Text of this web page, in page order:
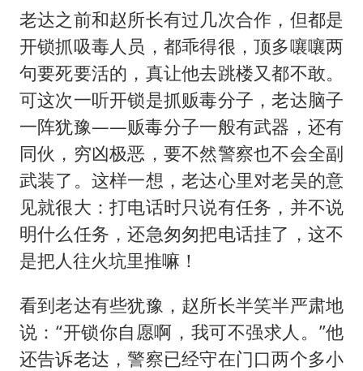
老达之前和赵所长有过几次合作，但都是
开锁抓吸毒人员，都乖得很，顶多嚷嚷两
句要死要活的，真让他去跳楼又都不敢。
可这次一听开锁是抓贩毒分子，老达脑子
一阵犹豫——贩毒分子一般有武器，还有
同伙，穷凶极恶，要不然警察也不会全副
武装了。这样一想，老达心里对老吴的意
见就很大：打电话时只说有任务，并不说
明什么任务，还急匆匆把电话挂了，这不
是把人往火坑里推嘛！
看到老达有些犹豫，赵所长半笑半严肃地
说：“开锁你自愿啊，我可不强求人。”他
还告诉老达，警察已经守在门口两个多小